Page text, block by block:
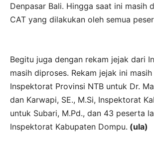
Denpasar Bali. Hingga saat ini masih
CAT yang dilakukan oleh semua
Begitu juga dengan rekam jejak dari
masih diproses. Rekam jejak ini
Inspektorat Provinsi NTB untuk Dr.
dan Karwapi, SE., M.Si, Inspektorat
untuk Subari, M.Pd., dan 43 peserta
Inspektorat Kabupaten Dompu. (ula)